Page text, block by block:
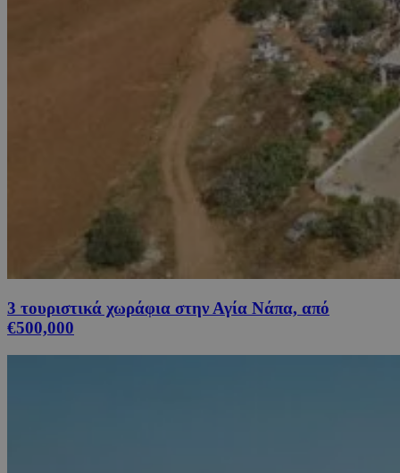
3 τουριστικά χωράφια στην Αγία Νάπα, από
€500,000